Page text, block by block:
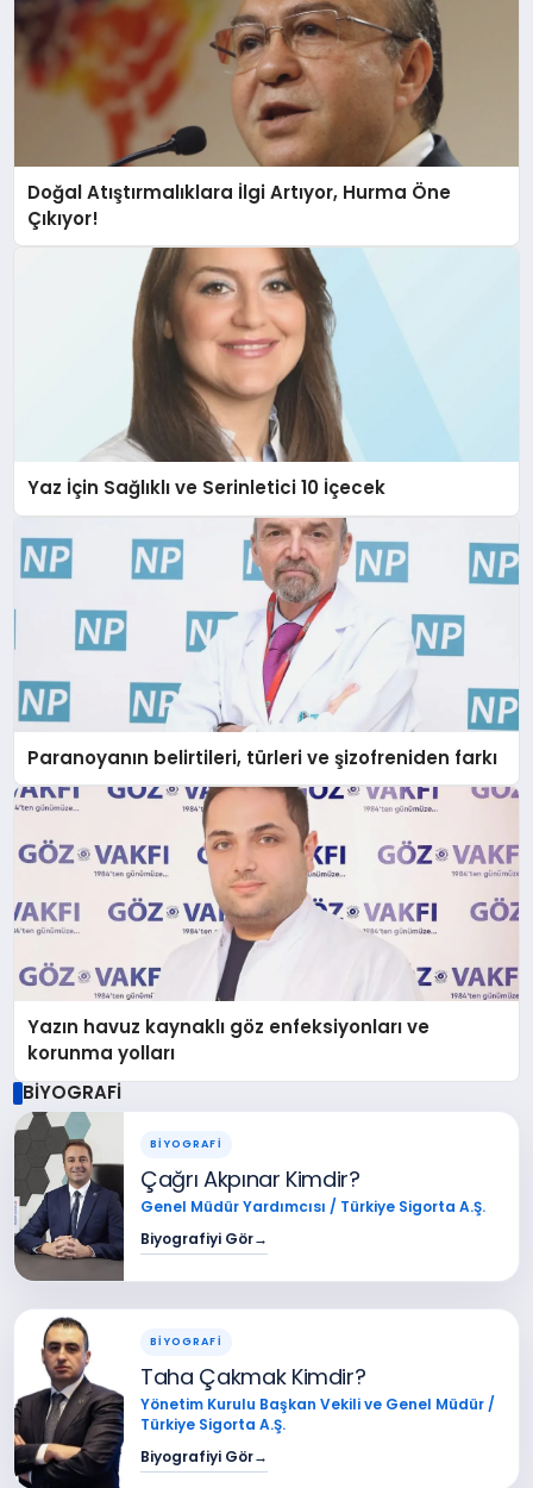
Doğal Atıştırmalıklara İlgi Artıyor, Hurma Öne
Çıkıyor!
Yaz İçin Sağlıklı ve Serinletici 10 İçecek
Paranoyanın belirtileri, türleri ve şizofreniden farkı
Yazın havuz kaynaklı göz enfeksiyonları ve
korunma yolları
BİYOGRAFİ
BİYOGRAFİ
Çağrı Akpınar Kimdir?
Genel Müdür Yardımcısı / Türkiye Sigorta A.Ş.
Biyografiyi Gör→
BİYOGRAFİ
Taha Çakmak Kimdir?
Yönetim Kurulu Başkan Vekili ve Genel Müdür /
Türkiye Sigorta A.Ş.
Biyografiyi Gör→